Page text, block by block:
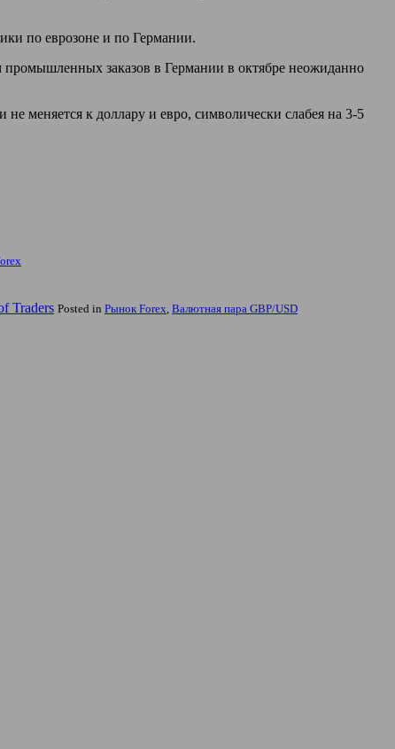
по еврозоне и по Германии.
заказов в Германии в октябре неожиданно
меняется к доллару и евро, символически слабея на 3-5
Traders Posted in Рынок Forex, Валютная пара GBP/USD